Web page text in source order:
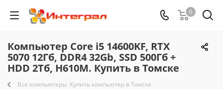
0
Компьютер Core i5 14600KF, RTX
5070 12Гб, DDR4 32Gb, SSD 500Гб +
HDD 2Тб, H610M. Купить в Томске
Все компьютеры. Купить компьютер в Томске